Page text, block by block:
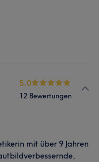
5.0
12 Bewertungen
mit über 9 Jahren